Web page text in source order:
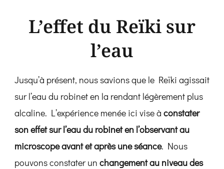
L’effet du Reïki sur
l’eau
Jusqu’à présent, nous savions que le Reïki agissait
sur l’eau du robinet en la rendant légèrement plus
alcaline. L’expérience menée ici vise à constater
son effet sur l’eau du robinet en l’observant au
microscope avant et après une séance. Nous
pouvons constater un changement au niveau des